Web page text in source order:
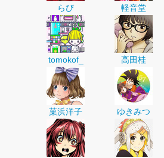
らび 軽音堂
tomokof_ 高田桂
菓浜洋子 ゆきみつ